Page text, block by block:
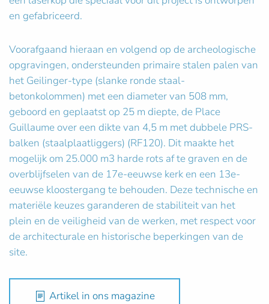
en gefabriceerd.
Voorafgaand hieraan en volgend op de archeologische
opgravingen, ondersteunden primaire stalen palen van
het Geilinger-type (slanke ronde staal-
betonkolommen) met een diameter van 508 mm,
geboord en geplaatst op 25 m diepte, de Place
Guillaume over een dikte van 4,5 m met dubbele PRS-
balken (staalplaatliggers) (RF120). Dit maakte het
mogelijk om 25.000 m3 harde rots af te graven en de
overblijfselen van de 17e-eeuwse kerk en een 13e-
eeuwse kloostergang te behouden. Deze technische en
materiële keuzes garanderen de stabiliteit van het
plein en de veiligheid van de werken, met respect voor
de architecturale en historische beperkingen van de
site.
Artikel in ons magazine